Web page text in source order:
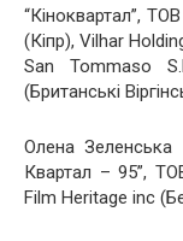
“Кіноквартал”,
(Кіпр), Vilhar
San Tommaso
(Британські
Олена Зеленська
Квартал – 95”,
Film Heritage inc